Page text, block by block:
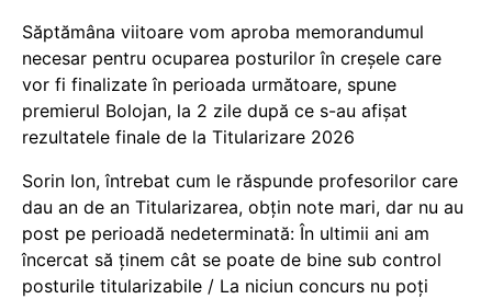
Săptămâna viitoare vom aproba memorandumul
necesar pentru ocuparea posturilor în creșele care
vor fi finalizate în perioada următoare, spune
premierul Bolojan, la 2 zile după ce s-au afișat
rezultatele finale de la Titularizare 2026
Sorin Ion, întrebat cum le răspunde profesorilor care
dau an de an Titularizarea, obțin note mari, dar nu au
post pe perioadă nedeterminată: În ultimii ani am
încercat să ținem cât se poate de bine sub control
posturile titularizabile / La niciun concurs nu poți